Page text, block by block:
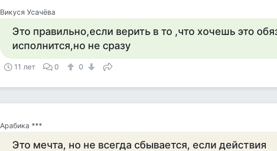
Викуся Усачёва
Это правильно,если верить в то ,что хочешь это
исполнится,но не сразу
11 лет 0 0
Арабика ***
Это мечта, но не всегда сбывается, если действия